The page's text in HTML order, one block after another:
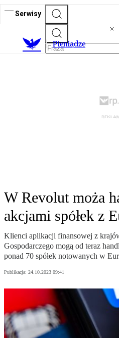
Serwisy
Pieniądze
W Revolut moża
akcjami spółek z
Klienci aplikacji finansowej z
Gospodarczego mogą od teraz
ponad 70 spółek notowanych w
Publikacja: 24.10.2023 09:41